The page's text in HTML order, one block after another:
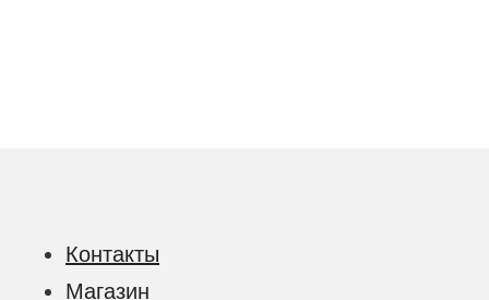
Контакты
Магазин